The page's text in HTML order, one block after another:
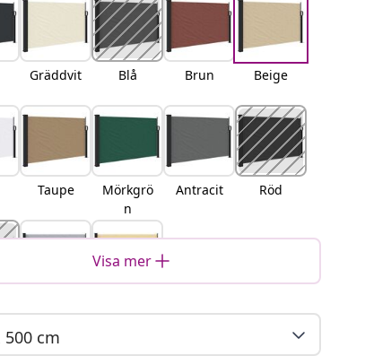
Gräddvit Blå Brun Beige
Taupe
Mörkgrö
n
Antracit Röd
Visa mer
500 cm